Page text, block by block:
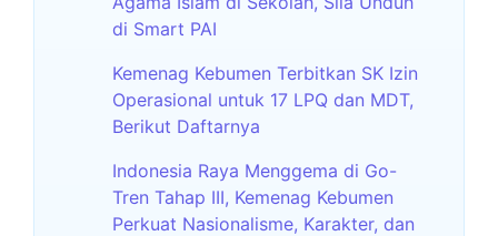
di Smart PAI
Kemenag Kebumen Terbitkan SK Izin
Operasional untuk 17 LPQ dan MDT,
Berikut Daftarnya
Indonesia Raya Menggema di Go-
Tren Tahap III, Kemenag Kebumen
Perkuat Nasionalisme, Karakter, dan